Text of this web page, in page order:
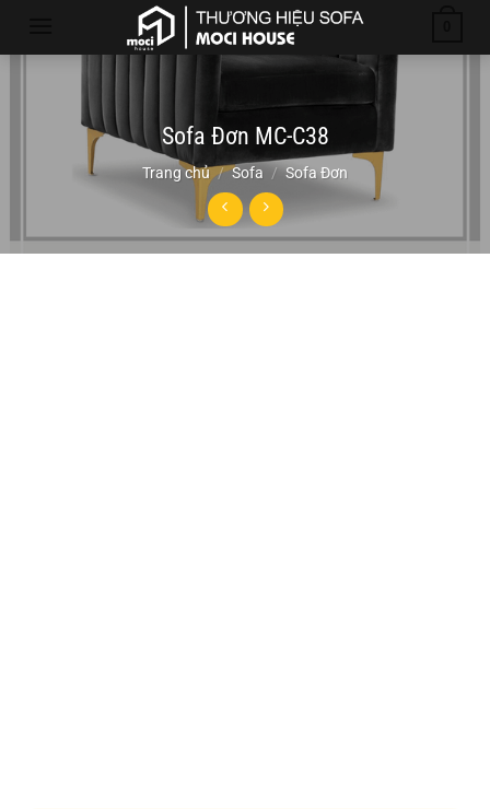
Sofa Đơn MC-C38
Trang chủ / Sofa / Sofa Đơn